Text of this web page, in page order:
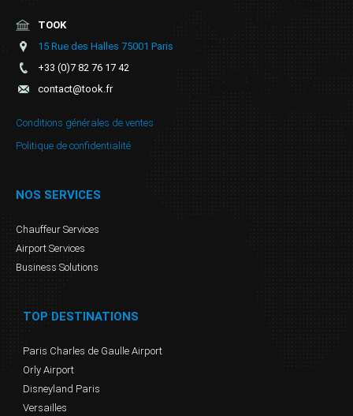
TOOK
15 Rue des Halles 75001 Paris
+33 (0)7 82 76 17 42
contact@took.fr
Conditions générales de ventes
Politique de confidentialité
NOS SERVICES
Chauffeur Services
Airport Services
Business Solutions
TOP DESTINATIONS
Paris Charles de Gaulle Airport
Orly Airport
Disneyland Paris
Versailles